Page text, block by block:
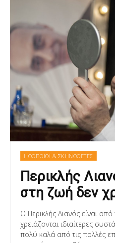
ΗΘΟΠΟΙΟΙ & ΣΚΗΝΟΘΕΤΕΣ
Περικλής
στη ζωή δεν
Ο Περικλής Λιανός είναι
χρειάζονται ιδιαίτερες
πολύ καλά από τις πολλές